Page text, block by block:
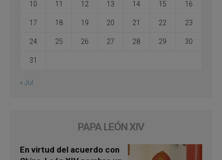
10 11 12 13 14 15 16
17 18 19 20 21 22 23
24 25 26 27 28 29 30
31
« Jul
PAPA LEÓN XIV
En virtud del acuerdo con